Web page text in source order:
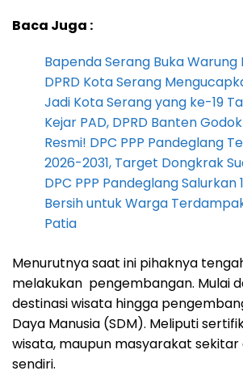
Baca Juga :
Bapenda Serang Buka Warung
DPRD Kota Serang
Jadi Kota Serang yang ke-19
Kejar PAD, DPRD Banten
Resmi! DPC PPP Pandeglang
2026-2031, Target Dongkrak
DPC PPP Pandeglang Salurkan
Bersih untuk Warga
Patia
Menurutnya saat ini pihaknya
melakukan pengembangan. Mulai
destinasi wisata hingga
Daya Manusia (SDM). Meliputi
wisata, maupun masyarakat
sendiri.